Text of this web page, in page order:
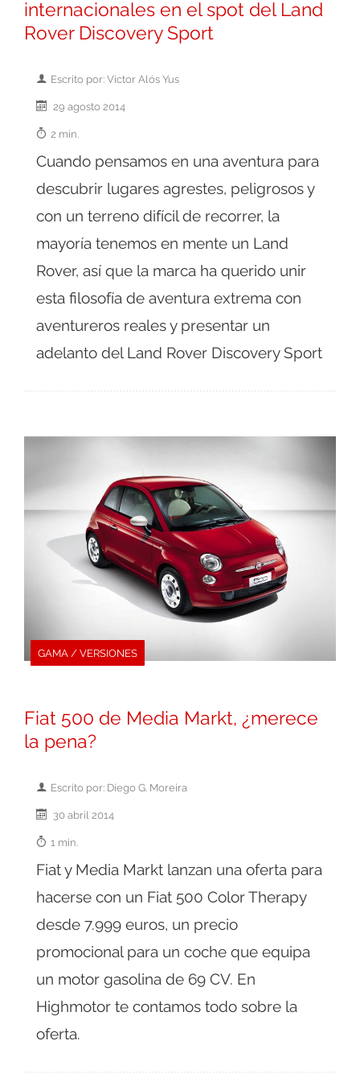
internacionales en el spot del Land
Rover Discovery Sport
Escrito por: Victor Alós Yus
29 agosto 2014
2 min.
Cuando pensamos en una aventura para
descubrir lugares agrestes, peligrosos y
con un terreno difícil de recorrer, la
mayoría tenemos en mente un Land
Rover, así que la marca ha querido unir
esta filosofía de aventura extrema con
aventureros reales y presentar un
adelanto del Land Rover Discovery Sport
GAMA / VERSIONES
Fiat 500 de Media Markt, ¿merece
la pena?
Escrito por: Diego G. Moreira
30 abril 2014
1 min.
Fiat y Media Markt lanzan una oferta para
hacerse con un Fiat 500 Color Therapy
desde 7.999 euros, un precio
promocional para un coche que equipa
un motor gasolina de 69 CV. En
Highmotor te contamos todo sobre la
oferta.